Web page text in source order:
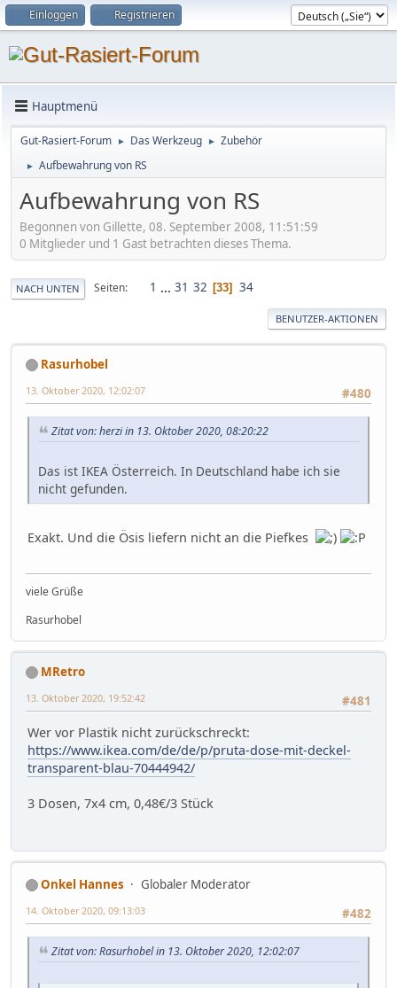
Einloggen Registrieren
Hauptmenü
Gut-Rasiert-Forum ► Das Werkzeug ► Zubehör
► Aufbewahrung von RS
Aufbewahrung von RS
Begonnen von Gillette, 08. September 2008, 11:51:59
0 Mitglieder und 1 Gast betrachten dieses Thema.
NACH UNTEN Seiten 1 ... 31 32 33 34
BENUTZER-AKTIONEN
Rasurhobel
#480
13. Oktober 2020, 12:02:07
Zitat von: herzi in 13. Oktober 2020, 08:20:22
Das ist IKEA Österreich. In Deutschland habe ich sie
nicht gefunden.
Exakt. Und die Ösis liefern nicht an die Piefkes
viele Grüße
Rasurhobel
MRetro
#481
13. Oktober 2020, 19:52:42
Wer vor Plastik nicht zurückschreckt:
https://www.ikea.com/de/de/p/pruta-dose-mit-deckel-
transparent-blau-70444942/
3 Dosen, 7x4 cm, 0,48€/3 Stück
Onkel Hannes
Globaler Moderator
#482
14. Oktober 2020, 09:13:03
Zitat von: Rasurhobel in 13. Oktober 2020, 12:02:07